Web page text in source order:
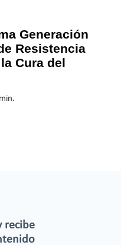
Generación
Resistencia
Cura del
recibe